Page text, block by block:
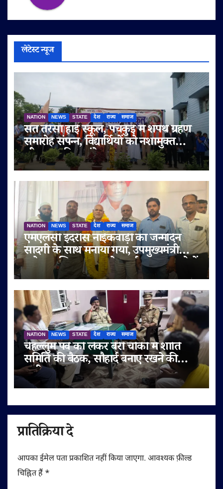
लेटेस्ट न्यूज
NATION NEWS STATE देश राज्य समाज
संत तेरेसा हाई स्कूल, पंचकुई में शपथ ग्रहण
समारोह संपन्न, विद्यार्थियों को नशामुक्त
जीवन का दिया संदेश
NATION NEWS STATE देश राज्य समाज
एमएलसी इदरीस नाईकवाड़ी का जन्मदिन
सादगी के साथ मनाया गया, उपमुख्यमंत्री
सुनेत्रा अजित पवार समेत कई गणमान्य लोगों
ने दी शुभकामनाएं
NATION NEWS STATE देश राज्य समाज
चेहल्लुम पर्व को लेकर बेरी चौकी में शांति
समिति की बैठक, सौहार्द बनाए रखने की
अपील
प्रातिक्रिया दे
आपका ईमेल पता प्रकाशित नहीं किया जाएगा. आवश्यक फ़ील्ड
चिह्नित हैं *